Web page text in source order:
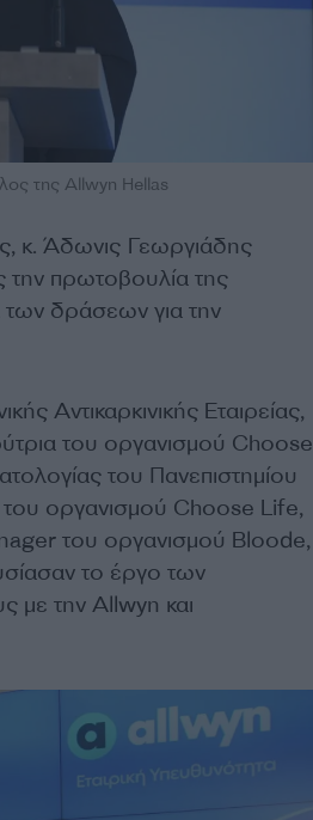
της Allwyn Hellas
κ. Άδωνις Γεωργιάδης
την πρωτοβουλία της
των δράσεων για την
Αντικαρκινικής Εταιρείας,
του οργανισμού Choose
του Πανεπιστημίου
του οργανισμού Choose Life,
του οργανισμού Bloode,
το έργο των
με την Allwyn και